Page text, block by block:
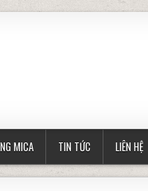
MICA TIN TỨC LIÊN HỆ